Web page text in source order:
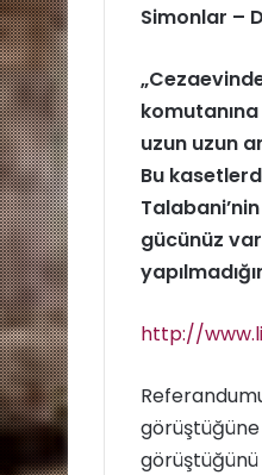
Simonlar –
uzun uzun
Bu
gücünüz
http://
görüştüğüne
görüştüğünü